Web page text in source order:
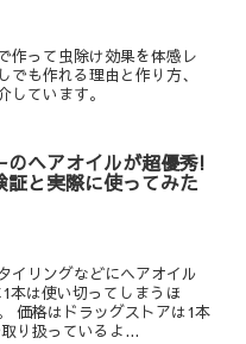
作って虫除け効果を体感レ
も作れる理由と作り方、
しています。
のヘアオイルが超優秀!
証と実際に使ってみた
イリングなどにヘアオイル
本は使い切ってしまうほ
価格はドラッグストアは1本
り扱っているよ...